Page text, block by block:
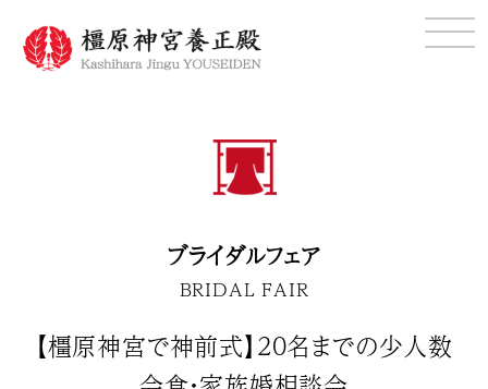
ブライダルフェア
BRIDAL FAIR
【橿原神宮で神前式】20名までの少人数